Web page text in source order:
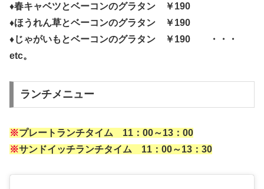
♦春キャベツとベーコンのグラタン ￥190
♦ほうれん草とベーコンのグラタン ￥190
♦じゃがいもとベーコンのグラタン ￥190 ・・・
etc。
ランチメニュー
※プレートランチタイム 11：00～13：00
※サンドイッチランチタイム 11：00～13：30